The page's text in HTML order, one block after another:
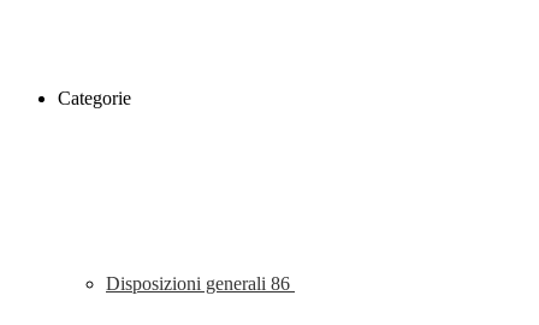
Categorie
Disposizioni generali 86